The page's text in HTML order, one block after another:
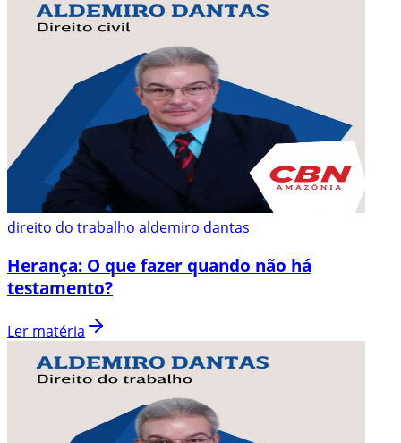
direito do trabalho aldemiro dantas
Herança: O que fazer quando não há
testamento?
Ler matéria